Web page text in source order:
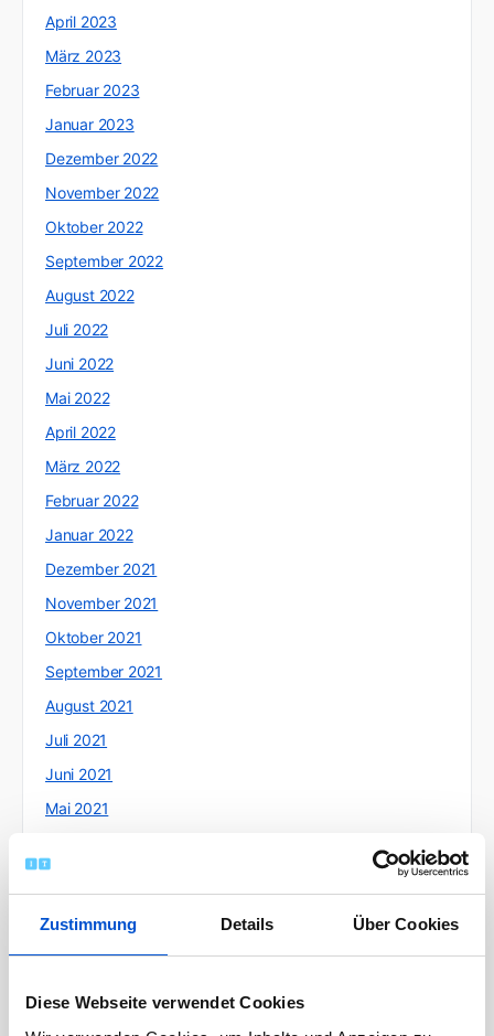
Zustimmung Details Über Cookies
Diese Webseite verwendet Cookies
April 2023
März 2023
Februar 2023
Januar 2023
Dezember 2022
November 2022
Oktober 2022
September 2022
August 2022
Juli 2022
Juni 2022
Mai 2022
April 2022
März 2022
Februar 2022
Januar 2022
Dezember 2021
November 2021
Oktober 2021
September 2021
August 2021
Juli 2021
Juni 2021
Mai 2021
März 2021
November 2020